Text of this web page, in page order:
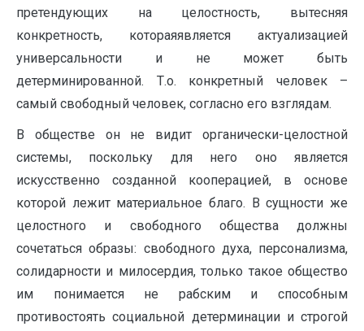
претендующих на целостность, вытесняя
конкретность, котораяявляется актуализацией
универсальности и не может быть
детерминированной. Т.о. конкретный человек –
самый свободный человек, согласно его взглядам.
В обществе он не видит органически-целостной
системы, поскольку для него оно является
искусственно созданной кооперацией, в основе
которой лежит материальное благо. В сущности же
целостного и свободного общества должны
сочетаться образы: свободного духа, персонализма,
солидарности и милосердия, только такое общество
им понимается не рабским и способным
противостоять социальной детерминации и строгой